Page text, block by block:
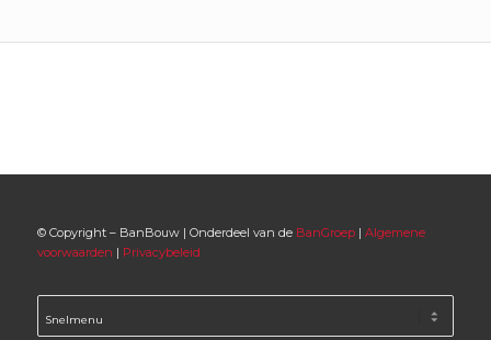
© Copyright – BanBouw | Onderdeel van de BanGroep| Algemene
voorwaarden | Privacybeleid